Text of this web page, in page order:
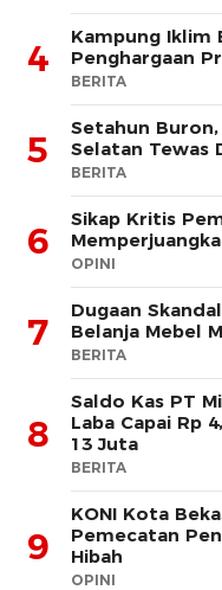
4
Kampung Iklim
Penghargaan
BERITA
5
Setahun
Selatan Tewas
BERITA
6
Sikap Kritis
OPINI
7
Dugaan
Belanja Mebel
BERITA
8
Saldo Kas PT
Laba Capai Rp
13 Juta
BERITA
9
KONI Kota
Pemecatan
Hibah
OPINI